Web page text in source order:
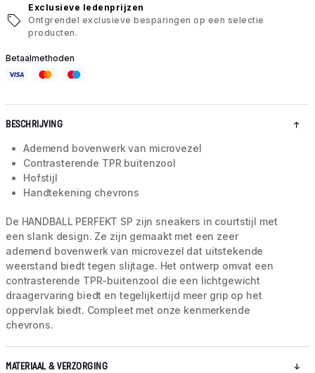
Exclusieve ledenprijzen
Ontgrendel exclusieve besparingen op een selectie
producten.
Betaalmethoden
BESCHRIJVING
Ademend bovenwerk van microvezel
Contrasterende TPR buitenzool
Hofstijl
Handtekening chevrons
De HANDBALL PERFEKT SP zijn sneakers in courtstijl met
een slank design. Ze zijn gemaakt met een zeer
ademend bovenwerk van microvezel dat uitstekende
weerstand biedt tegen slijtage. Het ontwerp omvat een
contrasterende TPR-buitenzool die een lichtgewicht
draagervaring biedt en tegelijkertijd meer grip op het
oppervlak biedt. Compleet met onze kenmerkende
chevrons.
MATERIAAL & VERZORGING